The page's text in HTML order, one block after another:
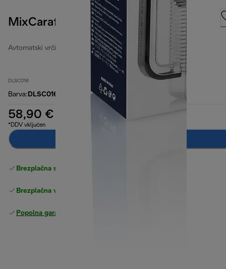
MixCarafe
Avtomatski vrči za mleko
DLSC016
Barva: DLSC016
58,90 €
*DDV vključen
Brezplačna standardna dostava
Brezplačna vračila
Popolna garancija proizvajalca